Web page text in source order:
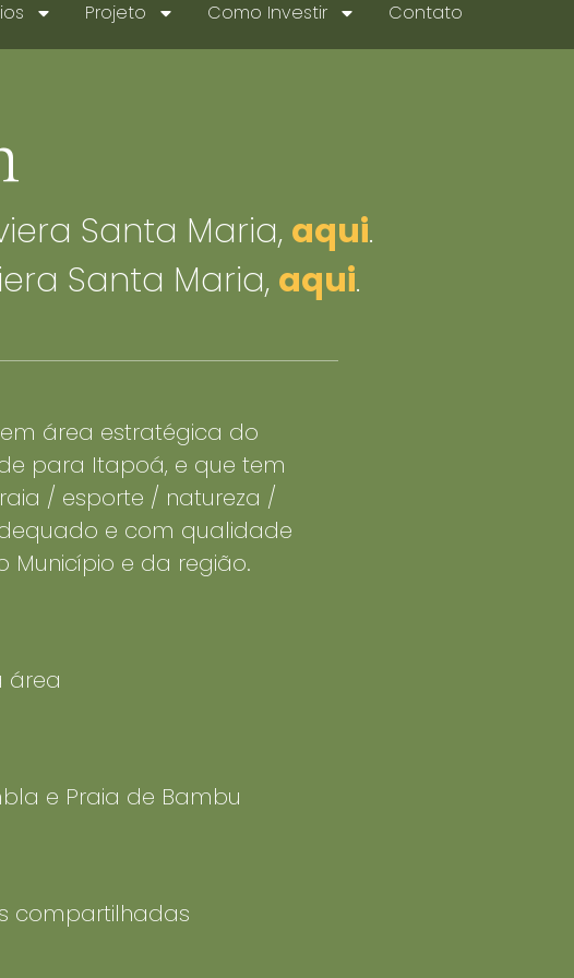
Projeto Como Investir Contato
Projeto Como Investir Contato
Santa Maria, aqui.
Santa Maria, aqui.
área estratégica do
para Itapoá, e que tem
/ esporte / natureza /
e com qualidade
Município e da região.
área
e Praia de Bambu
compartilhadas